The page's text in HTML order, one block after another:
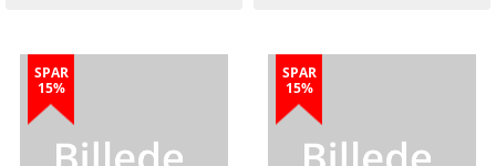
SPAR
15%
SPAR
15%